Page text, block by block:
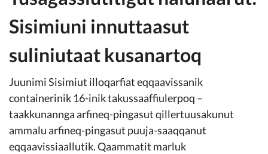
Politikki
Takornariat
Imminut sullinneq
Sisimiuni innuttaasut
suliniutaat kusanartoq
Juunimi Sisimiut illoqarfiat eqqaavissanik
containerinik 16-inik takussaaffiulerpoq –
taakkunannga arfineq-pingasut qillertuusakunut
ammalu arfineq-pingasut puuja-saaqqanut
eqqaavissiaallutik. Qaammatit marluk